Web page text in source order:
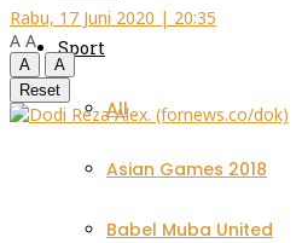
Sport
All
Asian Games 2018
Babel Muba United
Rabu, 17 Juni 2020 | 20:35
A A
A
A
Reset